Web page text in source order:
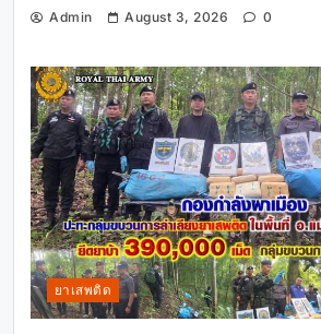
Admin August 3, 2026 0
ยาเสพติด